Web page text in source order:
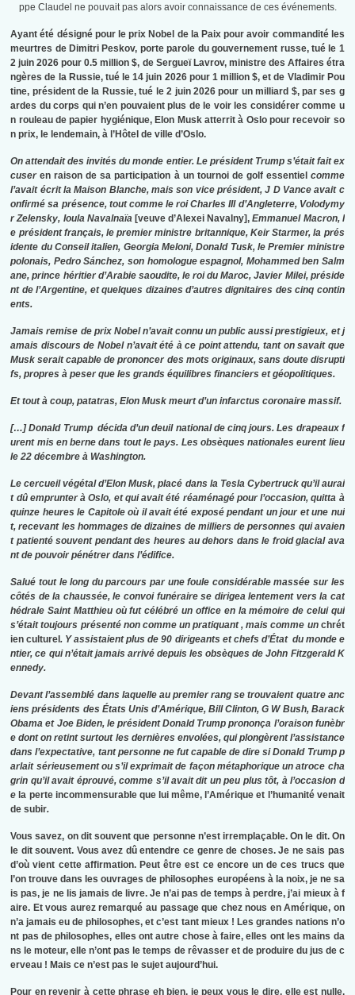
ppe Claudel ne pouvait pas alors avoir connaissance de ces événements.
Ayant été désigné pour le prix Nobel de la Paix pour avoir commandité les
meurtres de Dimitri Peskov, porte parole du gouvernement russe, tué le 1
2 juin 2026 pour 0.5 million $, de Sergueï Lavrov, ministre des Affaires étra
ngères de la Russie, tué le 14 juin 2026 pour 1 million $, et de Vladimir Pou
tine, président de la Russie, tué le 2 juin 2026 pour un milliard $, par ses g
ardes du corps qui n’en pouvaient plus de le voir les considérer comme u
n rouleau de papier hygiénique, Elon Musk atterrit à Oslo pour recevoir so
n prix, le lendemain, à l’Hôtel de ville d’Oslo.
On attendait des invités du monde entier. Le président Trump s’était fait ex
cuseren raison de sa participation à un tournoi de golf essentiel comme
l’avait écrit la Maison Blanche, mais son vice président, J D Vance avait c
onfirmé sa présence, tout comme le roi Charles III d’Angleterre, Volodymy
r Zelensky, Ioula Navalnaïa [veuve d’Alexei Navalny], Emmanuel Macron, l
e président français, le premier ministre britannique, Keir Starmer, la prés
idente du Conseil italien, Georgia Meloni, Donald Tusk, le Premier ministre
polonais, Pedro Sánchez, son homologue espagnol, Mohammed ben Salm
ane, prince héritier d’Arabie saoudite, le roi du Maroc, Javier Milei, préside
nt de l’Argentine, et quelques dizaines d’autres dignitaires des cinq contin
ents.
Jamais remise de prix Nobel n’avait connu un public aussi prestigieux, et j
amais discours de Nobel n’avait été à ce point attendu, tant on savait que
Musk serait capable de prononcer des mots originaux, sans doute disrupti
fs, propres à peser que les grands équilibres financiers et géopolitiques.
Et tout à coup, patatras, Elon Musk meurt d’un infarctus coronaire massif.
[…] Donald Trump décida d’un deuil national de cinq jours. Les drapeaux f
urent mis en berne dans tout le pays. Les obsèques nationales eurent lieu
le 22 décembre à Washington.
Le cercueil végétal d’Elon Musk, placé dans la Tesla Cybertruck qu’il aurai
t dû emprunter à Oslo, et qui avait été réaménagé pour l’occasion, quitta à
quinze heures le Capitole où il avait été exposé pendant un jour et une nui
t, recevant les hommages de dizaines de milliers de personnes qui avaien
t patienté souvent pendant des heures au dehors dans le froid glacial ava
nt de pouvoir pénétrer dans l’édifice.
Salué tout le long du parcours par une foule considérable massée sur les
côtés de la chaussée, le convoi funéraire se dirigea lentement vers la cat
hédrale Saint Matthieu où fut célébré un office en la mémoire de celui qui
s’était toujours présenté non comme un pratiquant , mais comme un chrét
ien culturel. Y assistaient plus de 90 dirigeants et chefs d’État du monde e
ntier, ce qui n’était jamais arrivé depuis les obsèques de John Fitzgerald K
ennedy.
Devant l’assemblé dans laquelle au premier rang se trouvaient quatre anc
iens présidents des États Unis d’Amérique, Bill Clinton, G W Bush, Barack
Obama et Joe Biden, le président Donald Trump prononça l’oraison funèbr
e dont on retint surtout les dernières envolées, qui plongèrent l’assistance
dans l’expectative, tant personne ne fut capable de dire si Donald Trump p
arlait sérieusement ou s’il exprimait de façon métaphorique un atroce cha
grin qu’il avait éprouvé, comme s’il avait dit un peu plus tôt, à l’occasion d
ela perte incommensurable que lui même, l’Amérique et l’humanité venait
de subir.
Vous savez, on dit souvent que personne n’est irremplaçable. On le dit. On
le dit souvent. Vous avez dû entendre ce genre de choses. Je ne sais pas
d’où vient cette affirmation. Peut être est ce encore un de ces trucs que
l’on trouve dans les ouvrages de philosophes européens à la noix, je ne sa
is pas, je ne lis jamais de livre. Je n’ai pas de temps à perdre, j’ai mieux à f
aire. Et vous aurez remarqué au passage que chez nous en Amérique, on
n’a jamais eu de philosophes, et c’est tant mieux ! Les grandes nations n’o
nt pas de philosophes, elles ont autre chose à faire, elles ont les mains da
ns le moteur, elle n’ont pas le temps de rêvasser et de produire du jus de c
erveau ! Mais ce n’est pas le sujet aujourd’hui.
Pour en revenir à cette phrase eh bien, je peux vous le dire, elle est nulle.